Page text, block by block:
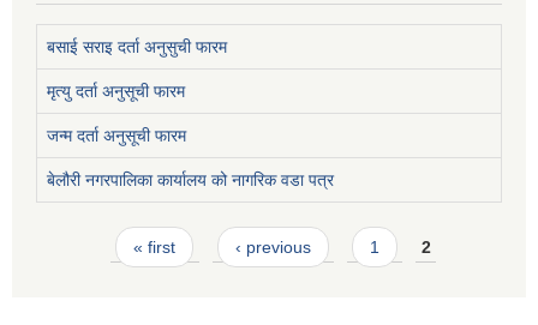
बसाई सराइ दर्ता अनुसुची फारम
मृत्यु दर्ता अनुसूची फारम
जन्म दर्ता अनुसूची फारम
बेलौरी नगरपालिका कार्यालय को नागरिक वडा पत्र
Pages« first ‹ previous 1 2